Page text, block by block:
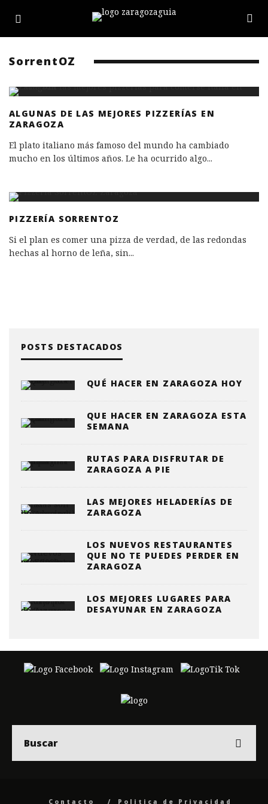
SorrentOZ
ALGUNAS DE LAS MEJORES PIZZERÍAS EN
ZARAGOZA
El plato italiano más famoso del mundo ha cambiado
mucho en los últimos años. Le ha ocurrido algo...
PIZZERÍA SORRENTOZ
Si el plan es comer una pizza de verdad, de las redondas
hechas al horno de leña, sin...
POSTS DESTACADOS
QUÉ HACER EN ZARAGOZA HOY
QUE HACER EN ZARAGOZA ESTA
SEMANA
RUTAS PARA DISFRUTAR DE
ZARAGOZA A PIE
LAS MEJORES HELADERÍAS DE
ZARAGOZA
LOS NUEVOS RESTAURANTES
QUE NO TE PUEDES PERDER EN
ZARAGOZA
LOS MEJORES LUGARES PARA
DESAYUNAR EN ZARAGOZA
Contacto Politica de Privacidad